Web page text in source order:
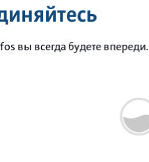
вы всегда будете впереди.